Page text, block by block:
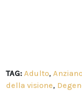
TAG: Adulto,
della visione,